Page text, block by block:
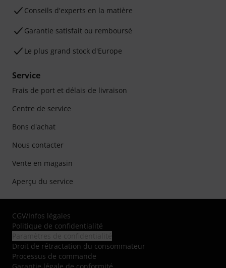
Conseils d'experts en la matière
Garantie satisfait ou remboursé
Le plus grand stock d'Europe
Service
Frais de port et délais de livraison
Centre de service
Bons d'achat
Nous contacter
Vente en magasin
Aperçu du service
CGV/Infos légales
Politique de confidentialité
Droit de rétractation du consommateur
Processus de commande